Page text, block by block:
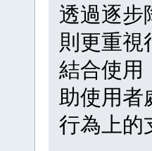
透過逐步
則更重視
結合使用
助使用者
行為上的